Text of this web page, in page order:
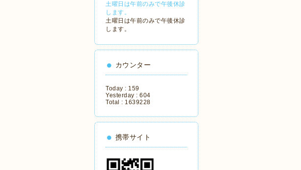
土曜日は午前のみで午後休診
します。
土曜日は午前のみで午後休診
します。
カウンター
Today : 159
Yesterday : 604
Total : 1639228
携帯サイト